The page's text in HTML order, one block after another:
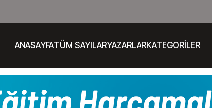
ANASAYFATÜM SAYILARYAZARLARKATEGORİLER